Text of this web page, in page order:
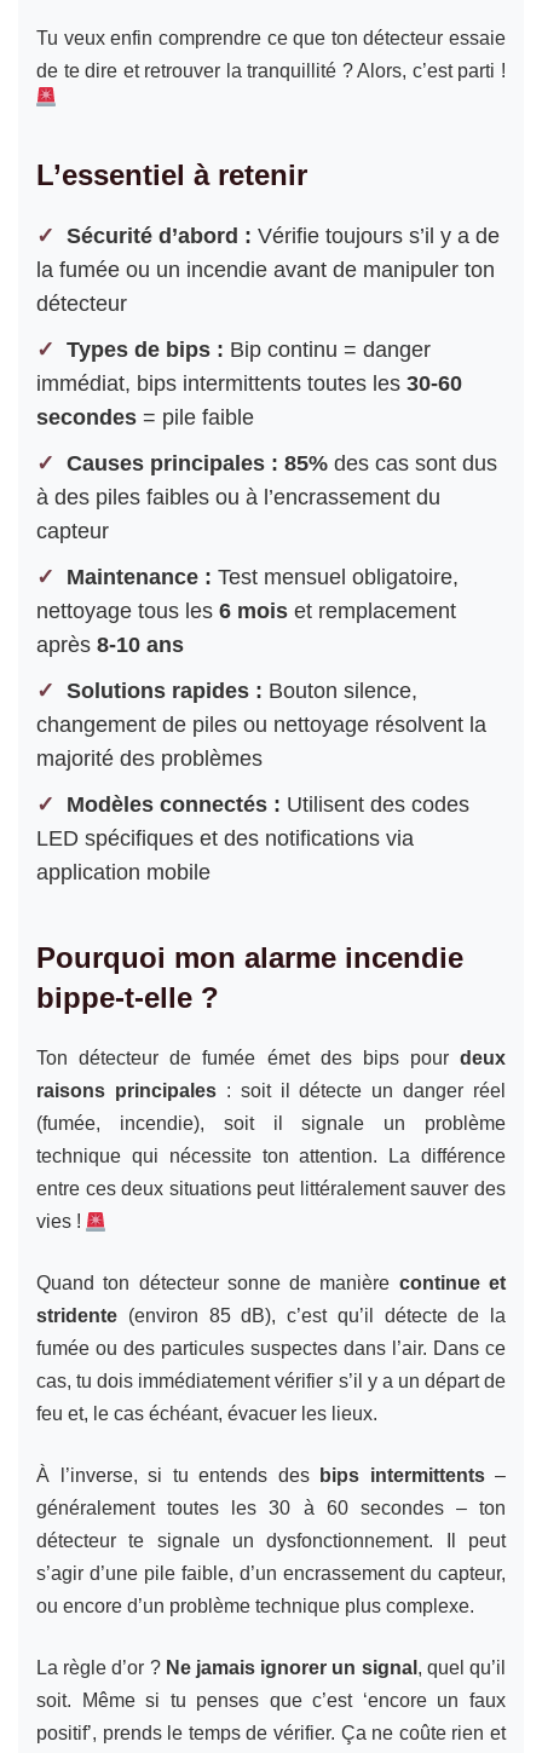
Tu veux enfin comprendre ce que ton détecteur essaie
de te dire et retrouver la tranquillité ? Alors, c’est parti !
L’essentiel à retenir
Sécurité d’abord : Vérifie toujours s’il y a de
la fumée ou un incendie avant de manipuler ton
détecteur
Types de bips : Bip continu = danger
immédiat, bips intermittents toutes les 30-60
secondes = pile faible
Causes principales : 85% des cas sont dus
à des piles faibles ou à l’encrassement du
capteur
Maintenance : Test mensuel obligatoire,
nettoyage tous les 6 mois et remplacement
après 8-10 ans
Solutions rapides : Bouton silence,
changement de piles ou nettoyage résolvent la
majorité des problèmes
Modèles connectés : Utilisent des codes
LED spécifiques et des notifications via
application mobile
Pourquoi mon alarme incendie
bippe-t-elle ?
Ton détecteur de fumée émet des bips pour deux
raisons principales: soit il détecte un danger réel
(fumée, incendie), soit il signale un problème
technique qui nécessite ton attention. La différence
entre ces deux situations peut littéralement sauver des
vies !
Quand ton détecteur sonne de manière continue et
stridente (environ 85 dB), c’est qu’il détecte de la
fumée ou des particules suspectes dans l’air. Dans ce
cas, tu dois immédiatement vérifier s’il y a un départ de
feu et, le cas échéant, évacuer les lieux.
À l’inverse, si tu entends des bips intermittents–
généralement toutes les 30 à 60 secondes – ton
détecteur te signale un dysfonctionnement. Il peut
s’agir d’une pile faible, d’un encrassement du capteur,
ou encore d’un problème technique plus complexe.
La règle d’or ? Ne jamais ignorer un signal , quel qu’il
soit. Même si tu penses que c’est ‘encore un faux
positif’, prends le temps de vérifier. Ça ne coûte rien et